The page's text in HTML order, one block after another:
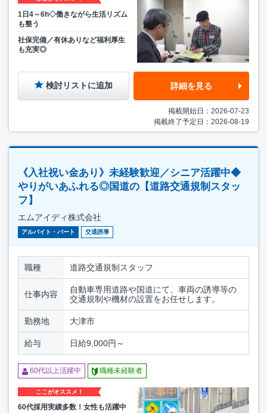
1日4～6h◇働きながら生活リズム
も整う
社保完備／有休ありなど福利厚生
も充実◎
検討リストに追加 詳細を見る
掲載開始日：2026-07-23
掲載終了予定日：2026-08-19
《入社祝い金あり》未経験歓迎／シニア活躍中◆
やりがいあふれる◎国道の【道路交通規制スタッ
フ】
エムアイディ株式会社
アルバイト・パート 交通誘導
職種 道路交通規制スタッフ
仕事内容
自動車専用道路や国道にて、車両の誘導等の
交通規制や機材の設置をお任せします。
勤務地 大津市
給与 日給9,000円～
60代以上活躍中 職種未経験者
ここがオススメ！
60代採用実績多数！女性も活躍中